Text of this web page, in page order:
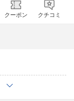
クーポン クチコミ